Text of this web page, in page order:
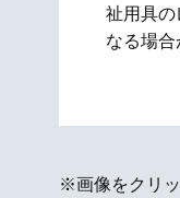
祉用具
なる場合
※画像をクリ